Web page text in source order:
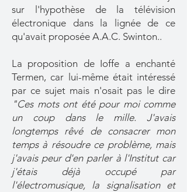
sur l'hypothèse de la télévision
électronique dans la lignée de ce
qu'avait proposée A.A.C. Swinton..
La proposition de Ioffe a enchanté
Termen, car lui-même était intéressé
par ce sujet mais n'osait pas le dire
"Ces mots ont été pour moi comme
un coup dans le mille. J'avais
longtemps rêvé de consacrer mon
temps à résoudre ce problème, mais
j'avais peur d'en parler à l'Institut car
j'étais déjà occupé par
l'électromusique, la signalisation et